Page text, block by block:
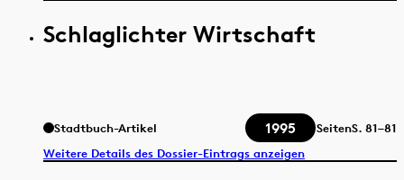
Schlaglichter Wirtschaft
Stadtbuch-Artikel 1995 SeitenS. 81–81
Weitere Details des Dossier-Eintrags anzeigen